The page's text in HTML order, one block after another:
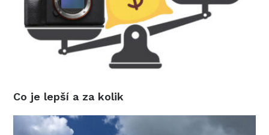
Co je lepší a za kolik